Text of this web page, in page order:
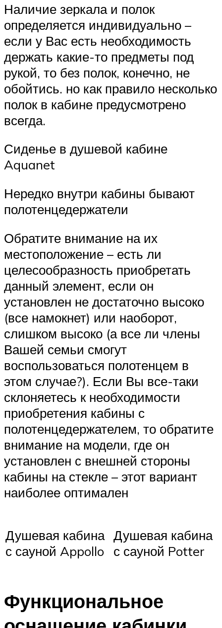
Наличие зеркала и полок
определяется индивидуально –
если у Вас есть необходимость
держать какие-то предметы под
рукой, то без полок, конечно, не
обойтись. но как правило несколько
полок в кабине предусмотрено
всегда.
Сиденье в душевой кабине
Aquanet
Нередко внутри кабины бывают
полотенцедержатели
Обратите внимание на их
местоположение – есть ли
целесообразность приобретать
данный элемент, если он
установлен не достаточно высоко
(все намокнет) или наоборот,
слишком высоко (а все ли члены
Вашей семьи смогут
воспользоваться полотенцем в
этом случае?). Если Вы все-таки
склоняетесь к необходимости
приобретения кабины с
полотенцедержателем, то обратите
внимание на модели, где он
установлен с внешней стороны
кабины на стекле – этот вариант
наиболее оптимален
Душевая кабина
с сауной Appollo
Душевая кабина
с сауной Potter
Функциональное